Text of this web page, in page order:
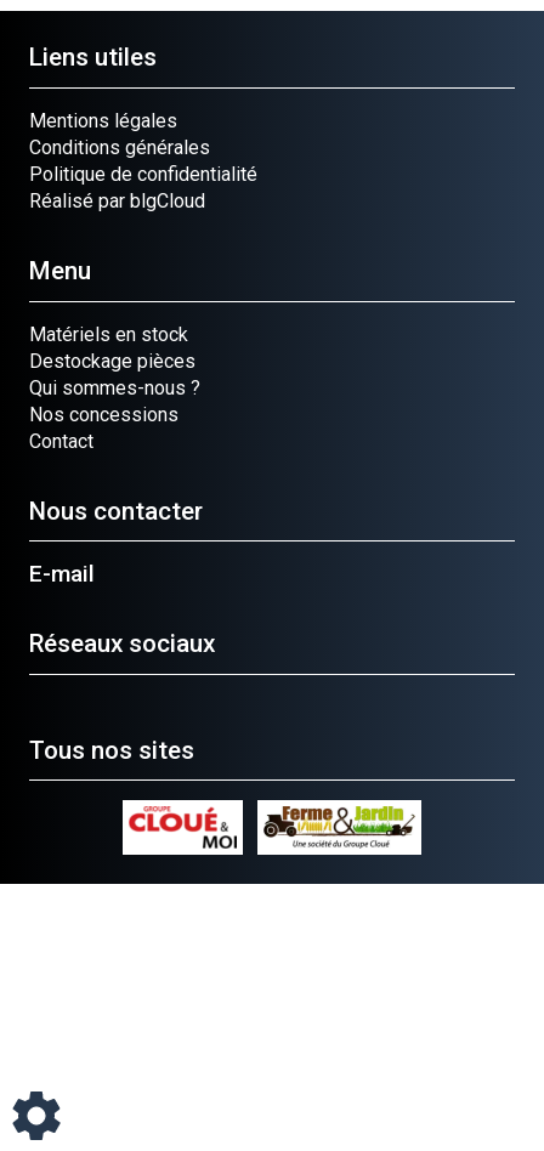
Liens utiles
Mentions légales
Conditions générales
Politique de confidentialité
Réalisé par blgCloud
Menu
Matériels en stock
Destockage pièces
Qui sommes-nous ?
Nos concessions
Contact
Nous contacter
E-mail
Réseaux sociaux
Tous nos sites